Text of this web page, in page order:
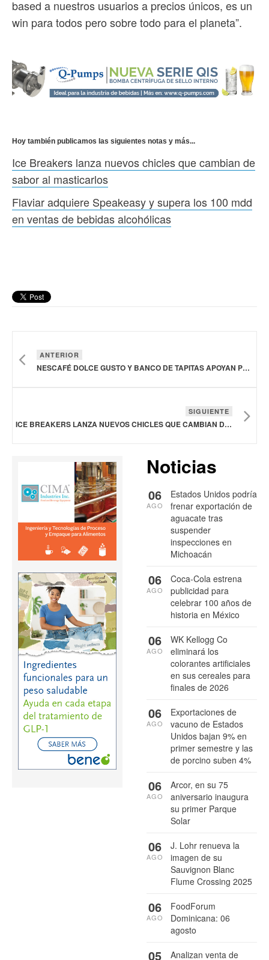
based a nuestros usuarios a precios únicos, es un
win para todos pero sobre todo para el planeta”.
Hoy también publicamos las siguientes notas y más...
Ice Breakers lanza nuevos chicles que cambian de
sabor al masticarlos
Flaviar adquiere Speakeasy y supera los 100 mdd
en ventas de bebidas alcohólicas
ANTERIOR
NESCAFÉ DOLCE GUSTO Y BANCO DE TAPITAS APOYAN PROGRAMAS ENFOCADOS EN LA LUCHA CONTRA EL CÁNCER INFANTIL
SIGUIENTE
ICE BREAKERS LANZA NUEVOS CHICLES QUE CAMBIAN DE SABOR AL MASTICARLOS
Noticias
Estados Unidos podría
frenar exportación de
aguacate tras
suspender
inspecciones en
Michoacán
06
AGO
Coca-Cola estrena
publicidad para
celebrar 100 años de
historia en México
06
AGO
WK Kellogg Co
eliminará los
colorantes artificiales
en sus cereales para
finales de 2026
06
AGO
Exportaciones de
vacuno de Estados
Unidos bajan 9% en
primer semestre y las
de porcino suben 4%
06
AGO
Arcor, en su 75
aniversario inaugura
su primer Parque
Solar
06
AGO
J. Lohr renueva la
imagen de su
Sauvignon Blanc
Flume Crossing 2025
06
AGO
FoodForum
Dominicana: 06
agosto
06
AGO
Analizan venta de
05